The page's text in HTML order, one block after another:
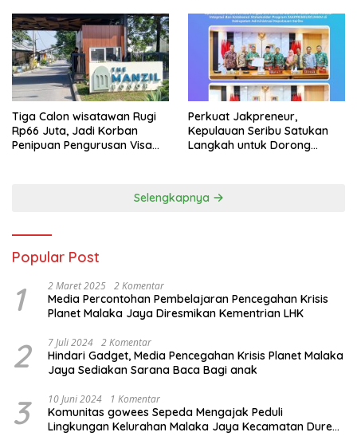
Tiga Calon wisatawan Rugi
Rp66 Juta, Jadi Korban
Penipuan Pengurusan Visa
Perkuat Jakpreneur,
Kepulauan Seribu Satukan
Langkah untuk Dorong
Selengkapnya
Popular Post
1 2 Maret 2025 2 Komentar
Media Percontohan Pembelajaran Pencegahan Krisis
Planet Malaka Jaya Diresmikan Kementrian LHK
2 7 Juli 2024 2 Komentar
Hindari Gadget, Media Pencegahan Krisis Planet Malaka
Jaya Sediakan Sarana Baca Bagi anak
3 10 Juni 2024 1 Komentar
Komunitas gowees Sepeda Mengajak Peduli
Lingkungan Kelurahan Malaka Jaya Kecamatan Duren